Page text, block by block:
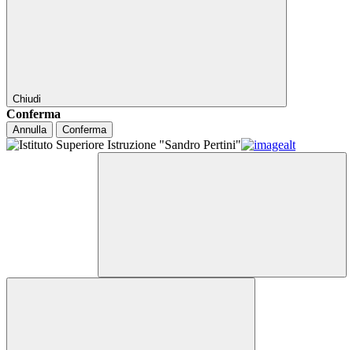
Chiudi
Conferma
Annulla Conferma